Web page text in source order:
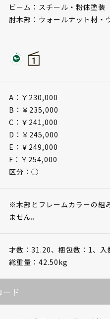
ビーム：スチール・粉体塗装
肘木部：ウォールナット材・
A：￥230,000
B：￥235,000
C：￥241,000
D：￥245,000
E：￥249,000
F：￥254,000
区分：◯
※木部とフレームカラーの組
ません。
才数：31.20、 梱包数：1、 入
総重量：42.50kg
ド